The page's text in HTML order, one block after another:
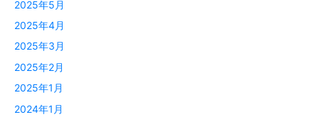
2025年5月
2025年4月
2025年3月
2025年2月
2025年1月
2024年1月